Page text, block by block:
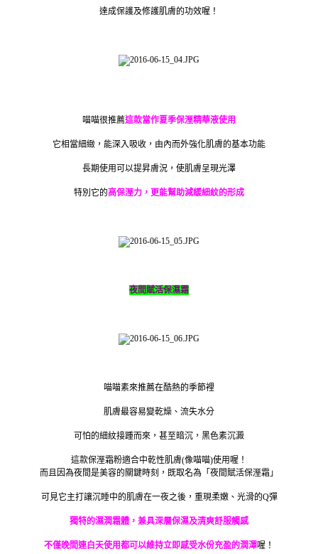
達成保護及修護肌膚的功效喔！
喵喵很推薦這款當作夏季保溼精華液使用
它相當細緻，能深入吸收，由內而外強化肌膚的基本功能
長期使用可以提昇膚況，使肌膚呈現光澤
特別它的高保溼力，更能幫助減緩細紋的形成
夜間賦活保濕霜
喵喵素來推薦在酷熱的季節裡
肌膚最容易變乾燥、流失水分
可怕的細紋接踵而來，甚至暗沉，黑色素沉澱
這款保溼霜粉適合中乾性肌膚(像喵喵)使用喔！
而且因為夜間是美容的關鍵時刻，既取名為「夜間賦活保溼霜」
可見它主打讓沉睡中的肌膚在一夜之後，重現柔嫩、光滑的Q彈
獨特的濕潤霜體，兼具深層保濕及清爽舒服觸感
不僅晚間連白天使用都可以維持立即感受水份充盈的潤澤喔！